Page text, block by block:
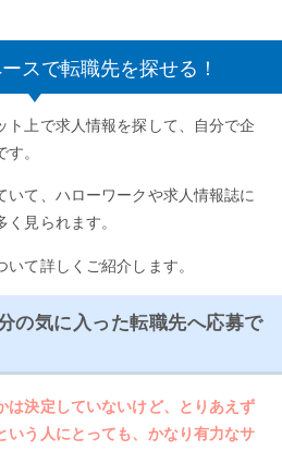
スで転職先を探せる！
ト上で求人情報を探して、自分で企
。
いて、ハローワークや求人情報誌に
見られます。
て詳しくご紹介します。
の気に入った転職先へ応募で
は決定していないけど、とりあえず
いう人にとっても、かなり有力なサ